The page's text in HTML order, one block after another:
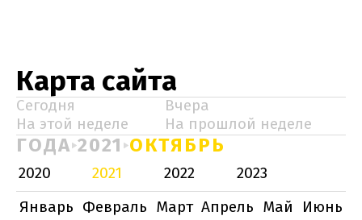
Карта сайта
Сегодня
Вчера
На этой неделе
На прошлой неделе
ГОДА 2021 ОКТЯБРЬ
2020 2021 2022
2023
Январь Февраль Март Апрель Май
Июнь